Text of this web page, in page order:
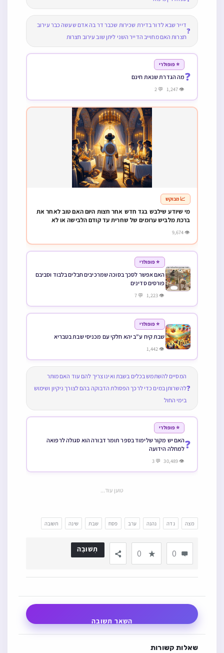
❓
דייר שבא לדור בדירת שכירות שכבר דר בה אדם שעשה כבר עירוב
חצרות האם מחוייב הדייר השני ליתן שוב עירוב חצרות
❓
⭐ פופולרי
מה הגדרת שנאת חינם
👁 1,247 💬 2
📈 מבוקש
מי שיודע שילבש בגד חדש אחר חצות היום האם טוב לאחר את
ברכת מלביש ערומים של שחרית עד קודם הלבישה או לא
👁 9,674
⭐ פופולרי
האם אפשר לסכך בסוכה שמרכיבים חבלים בלבוד וסביבם
פורסים סדינים
👁 1,223 💬 7
⭐ פופולרי
שבת קיח ע”ב יהא חלקי עם מכניסי שבת בטבריא
👁 1,442
❓
המסיים להשתמש בכלים בשבת ואינו צריך להם עוד האם מותר
להשרותן במים כדי לרכך הפסולת הדבוקה בהם לצורך ניקיון ושימוש
בימי החול
❓
⭐ פופולרי
האם יש מקור שלימוד בספר תומר דבורה הוא סגולה לרפואה
למחלה הידועה
👁 30,489 💬 3
טוען עוד...
מצה נדה נהנה ערב פסח שבת שינה תשובה
0
0 תְשׁוּבָה
השאר תשובה
שאלות קשורות